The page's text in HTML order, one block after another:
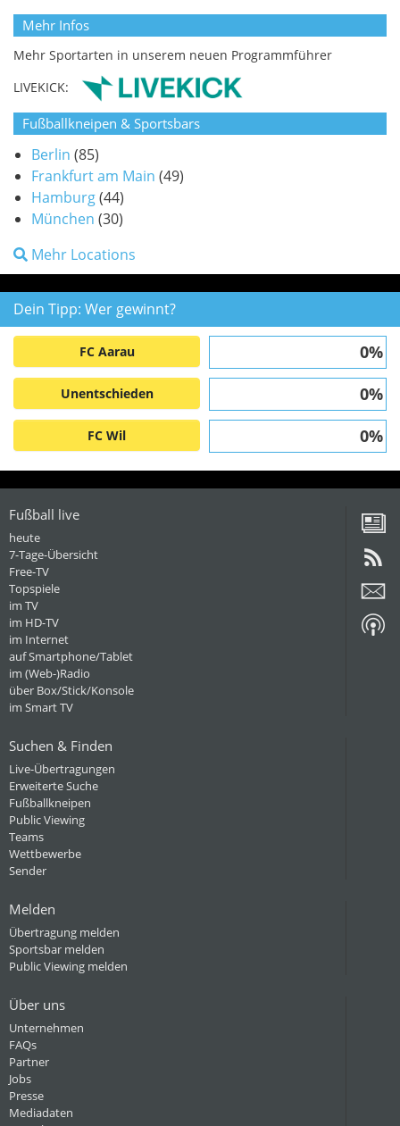
Mehr Infos
Mehr Sportarten in unserem neuen Programmführer
LIVEKICK:
Fußballkneipen & Sportsbars
Berlin (85)
Frankfurt am Main (49)
Hamburg(44)
München (30)
Mehr Locations
Dein Tipp: Wer gewinnt?
FC Aarau 0%
Unentschieden 0%
FC Wil 0%
Fußball live
heute
7-Tage-Übersicht
Free-TV
Topspiele
im TV
im HD-TV
im Internet
auf Smartphone/Tablet
im (Web-)Radio
über Box/Stick/Konsole
im Smart TV
Suchen & Finden
Live-Übertragungen
Erweiterte Suche
Fußballkneipen
Public Viewing
Teams
Wettbewerbe
Sender
Melden
Übertragung melden
Sportsbar melden
Public Viewing melden
Über uns
Unternehmen
FAQs
Partner
Jobs
Presse
Mediadaten